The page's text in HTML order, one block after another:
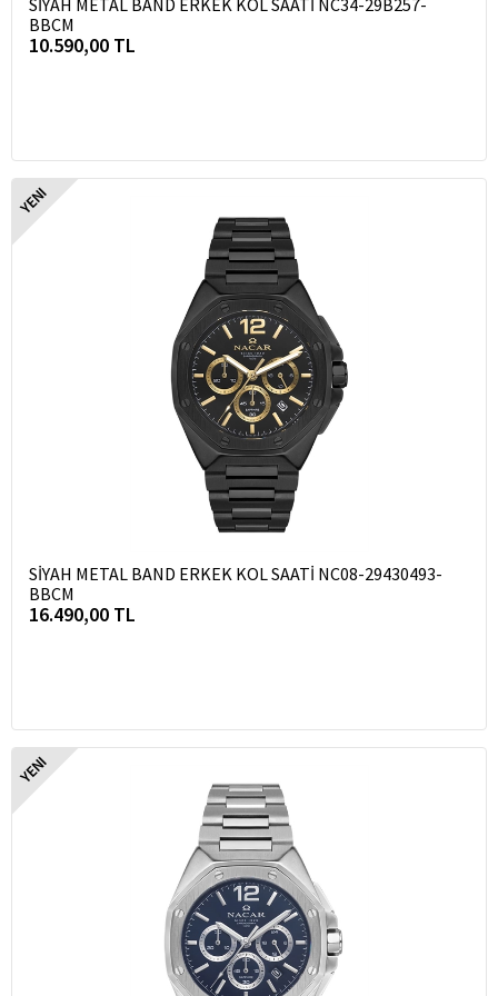
SİYAH METAL BAND ERKEK KOL SAATİ NC34-29B257-
BBCM
10.590,00 TL
YENI
SİYAH METAL BAND ERKEK KOL SAATİ NC08-29430493-
BBCM
16.490,00 TL
YENI